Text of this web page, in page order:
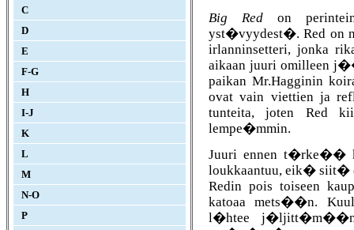
C
D
E
F-G
H
I-J
K
L
M
N-O
P
Big Redon
yst�vyydest�. Red on
irlanninsetteri, jonka
aikaan juuri omilleen
paikan Mr.Hagginin
ovat vain viettien ja
tunteita, joten Red
lempe�mmin.
Juuri ennen t�rke��
loukkaantuu, eik�
Redin pois toiseen
katoaa mets��n.
l�htee